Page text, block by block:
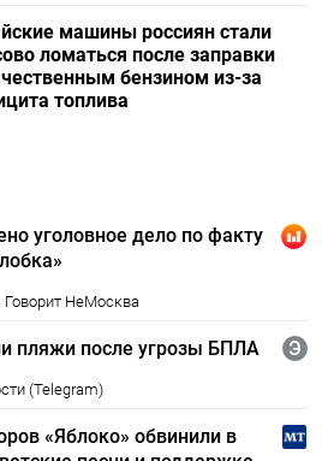
машины россиян стали
ломаться после заправки
бензином из-за
топлива